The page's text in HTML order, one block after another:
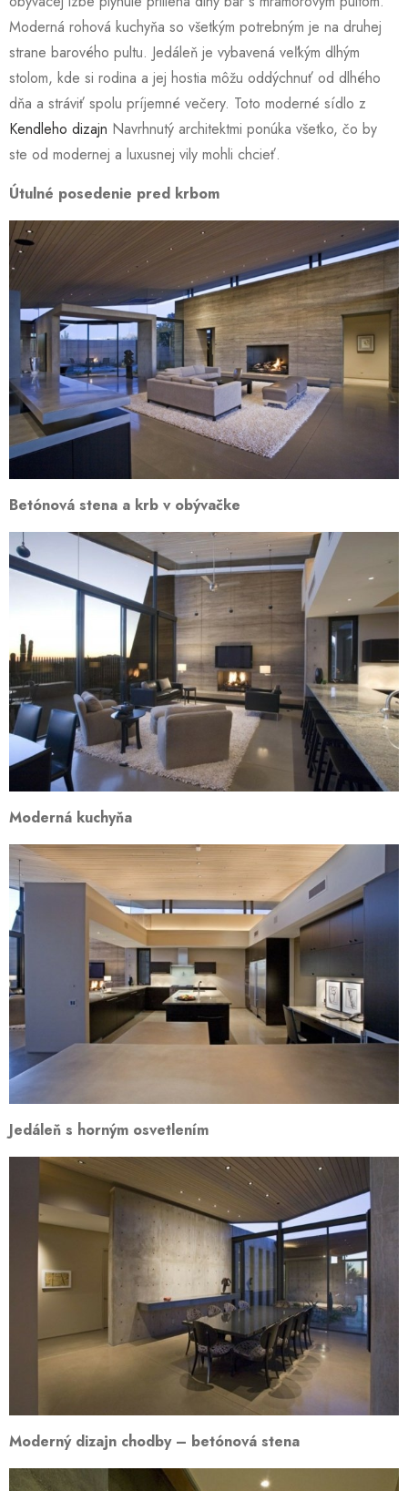
Moderná rohová kuchyňa so všetkým potrebným je na druhej
strane barového pultu. Jedáleň je vybavená veľkým dlhým
stolom, kde si rodina a jej hostia môžu oddýchnuť od dlhého
dňa a stráviť spolu príjemné večery. Toto moderné sídlo z
Kendleho dizajn Navrhnutý architektmi ponúka všetko, čo by
ste od modernej a luxusnej vily mohli chcieť.
Útulné posedenie pred krbom
Betónová stena a krb v obývačke
Moderná kuchyňa
Jedáleň s horným osvetlením
Moderný dizajn chodby – betónová stena